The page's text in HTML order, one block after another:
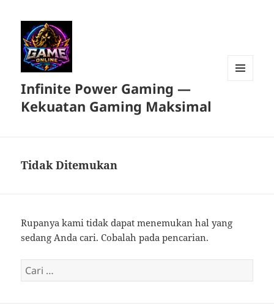
Infinite Power Gaming —
Kekuatan Gaming Maksimal
Tidak Ditemukan
Rupanya kami tidak dapat menemukan hal yang
sedang Anda cari. Cobalah pada pencarian.
Cari
untuk: